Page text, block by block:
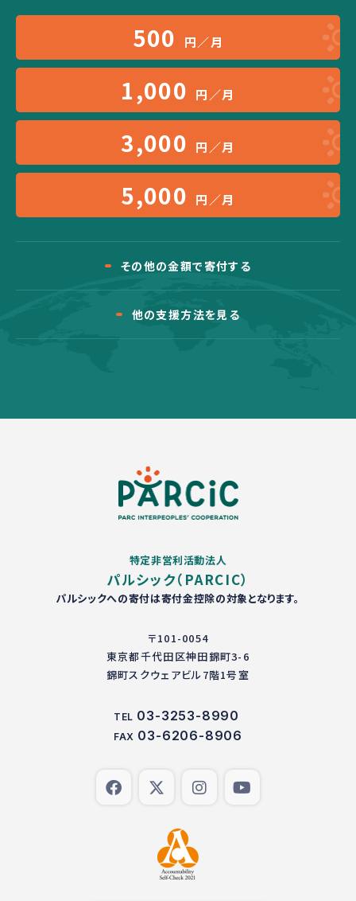
500 円／月
1,000 円／月
3,000 円／月
5,000 円／月
その他の金額で寄付する
他の支援方法を見る
特定非営利活動法人
パルシック（PARCIC）
パルシックへの寄付は寄付金控除の対象となります。
〒101-0054
東京都千代田区神田錦町3-6
錦町スクウェアビル7階1号室
TEL 03-3253-8990
FAX 03-6206-8906